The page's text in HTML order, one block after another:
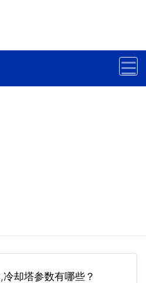
却塔参数有哪些？